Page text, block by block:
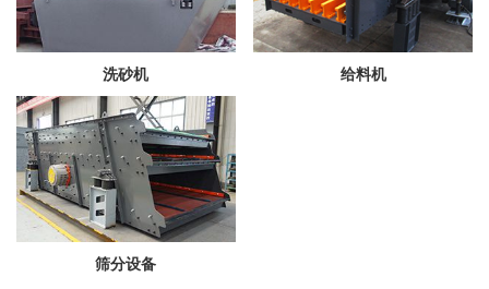
洗砂机 给料机
筛分设备